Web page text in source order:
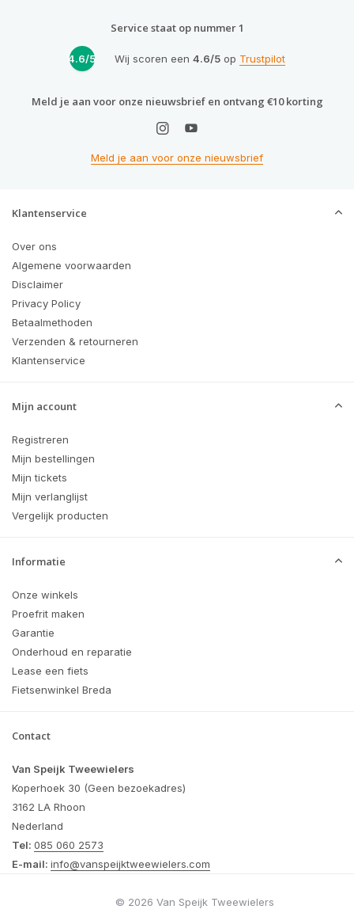
Service staat op nummer 1
4.6/5 Wij scoren een 4.6/5op Trustpilot
Meld je aan voor onze nieuwsbrief en ontvang €10 korting
Meld je aan voor onze nieuwsbrief
Klantenservice
Over ons
Algemene voorwaarden
Disclaimer
Privacy Policy
Betaalmethoden
Verzenden & retourneren
Klantenservice
Mijn account
Registreren
Mijn bestellingen
Mijn tickets
Mijn verlanglijst
Vergelijk producten
Informatie
Onze winkels
Proefrit maken
Garantie
Onderhoud en reparatie
Lease een fiets
Fietsenwinkel Breda
Contact
Van Speijk Tweewielers
Koperhoek 30 (Geen bezoekadres)
3162 LA Rhoon
Nederland
Tel: 085 060 2573
E-mail: info@vanspeijktweewielers.com
© 2026 Van Speijk Tweewielers